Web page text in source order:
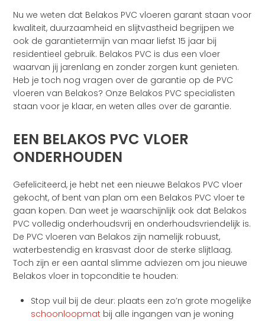
Nu we weten dat Belakos PVC vloeren garant staan voor
kwaliteit, duurzaamheid en slijtvastheid begrijpen we
ook de garantietermijn van maar liefst 15 jaar bij
residentieel gebruik. Belakos PVC is dus een vloer
waarvan jij jarenlang en zonder zorgen kunt genieten.
Heb je toch nog vragen over de garantie op de PVC
vloeren van Belakos? Onze Belakos PVC specialisten
staan voor je klaar, en weten alles over de garantie.
EEN BELAKOS PVC VLOER
ONDERHOUDEN
Gefeliciteerd, je hebt net een nieuwe Belakos PVC vloer
gekocht, of bent van plan om een Belakos PVC vloer te
gaan kopen. Dan weet je waarschijnlijk ook dat Belakos
PVC volledig onderhoudsvrij en onderhoudsvriendelijk is.
De PVC vloeren van Belakos zijn namelijk robuust,
waterbestendig en krasvast door de sterke slijtlaag.
Toch zijn er een aantal slimme adviezen om jou nieuwe
Belakos vloer in topconditie te houden:
Stop vuil bij de deur: plaats een zo’n grote mogelijke
schoonloopmat bij alle ingangen van je woning